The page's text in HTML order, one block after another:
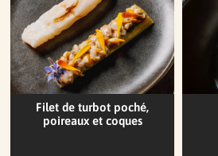
Filet de turbot poché,
poireaux et coques